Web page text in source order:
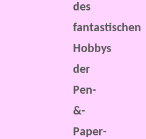
des
fantastischen
Hobbys
der
Pen-
&-
Paper-